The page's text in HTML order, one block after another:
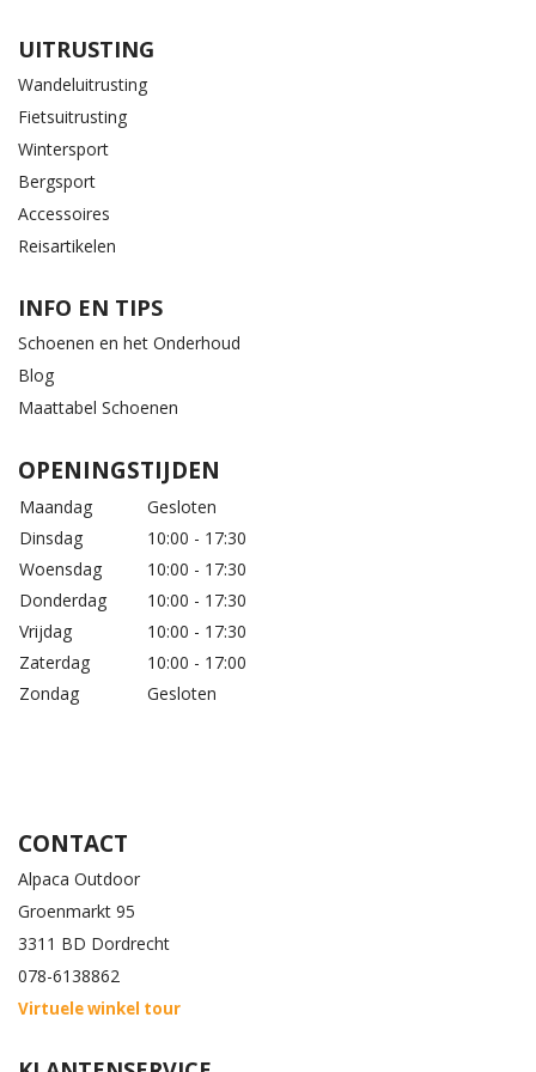
UITRUSTING
Wandeluitrusting
Fietsuitrusting
Wintersport
Bergsport
Accessoires
Reisartikelen
INFO EN TIPS
Schoenen en het Onderhoud
Blog
Maattabel Schoenen
OPENINGSTIJDEN
Maandag
Gesloten
Dinsdag
10:00 - 17:30
Woensdag
10:00 - 17:30
Donderdag
10:00 - 17:30
Vrijdag
10:00 - 17:30
Zaterdag
10:00 - 17:00
Zondag
Gesloten
CONTACT
Alpaca Outdoor
Groenmarkt 95
3311 BD Dordrecht
078-6138862
Virtuele winkel tour